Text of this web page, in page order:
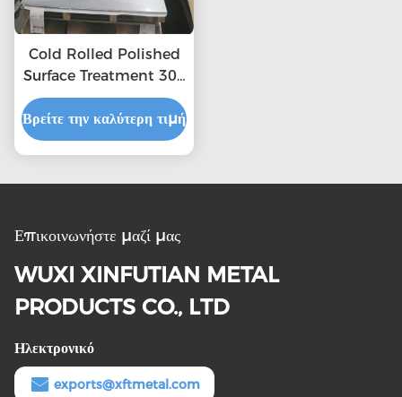
Cold Rolled Polished
Surface Treatment 304
2b Stainless Steel
Sheet
Βρείτε την καλύτερη τιμή
Επικοινωνήστε μαζί μας
WUXI XINFUTIAN METAL
PRODUCTS CO., LTD
Ηλεκτρονικό
exports@xftmetal.com